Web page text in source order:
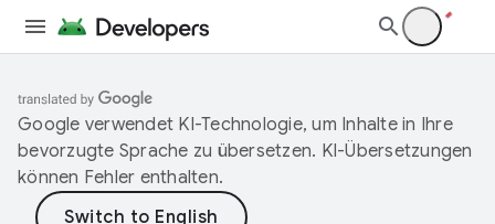
Google verwendet KI-Technologie, um Inhalte in Ihre
bevorzugte Sprache zu übersetzen. KI-Übersetzungen
können Fehler enthalten.